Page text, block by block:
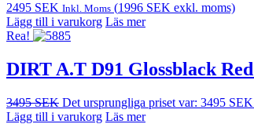
2495 SEK Inkl. Moms (1996 SEK exkl. moms)
Lägg till i varukorg Läs mer
Rea!
DIRT A.T D91 Glossblack
3495SEK Det ursprungliga priset var: 3495
Lägg till i varukorg Läs mer